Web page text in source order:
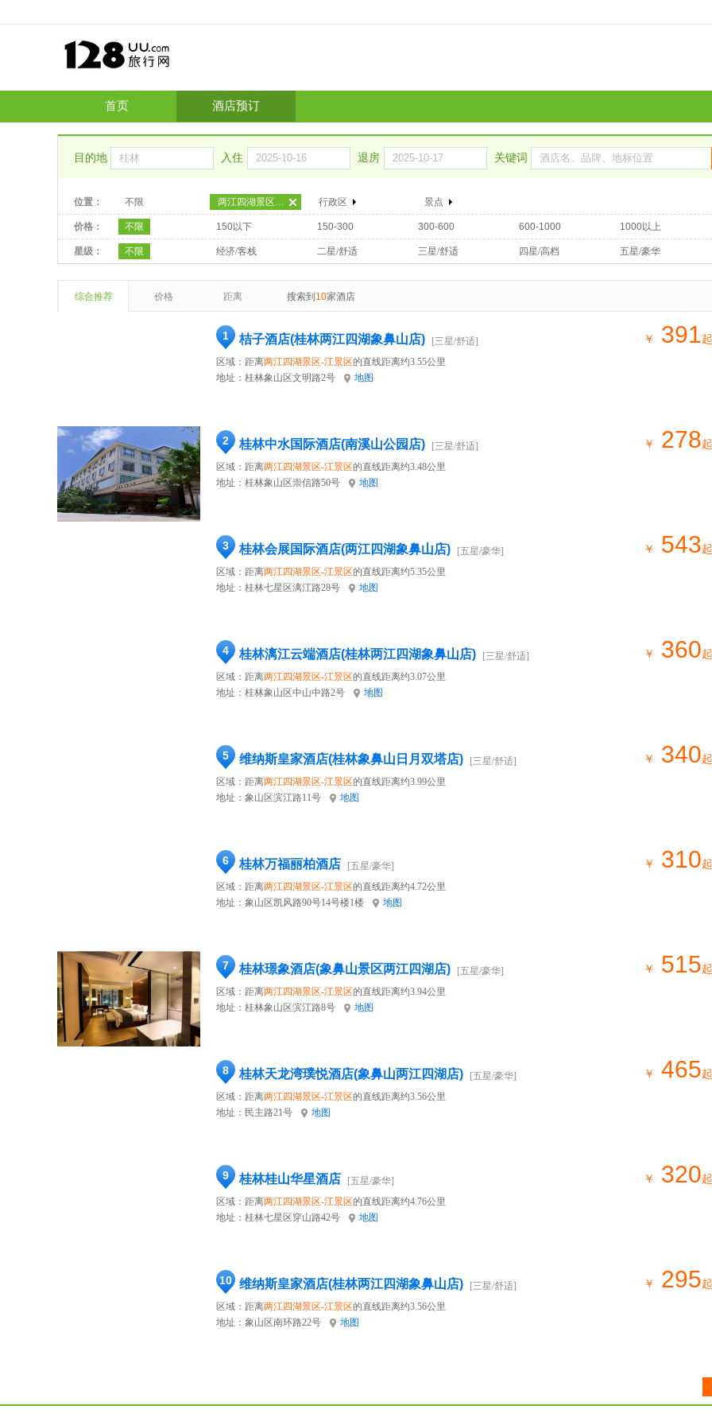
首页 酒店预订
目的地 入住 退房 关键词
位置： 不限 两江四湖景区-江景区 行政区 景点
价格： 不限 150以下 150-300 300-600 600-1000 1000以上
星级： 不限 经济/客栈 二星/舒适 三星/舒适 四星/高档 五星/豪华
综合推荐 价格 距离 搜索到 10家酒店
1 桔子酒店(桂林两江四湖象鼻山店)
[三星/舒适]
区域：距离两江四湖景区-江景区的直线距离约3.55公里
地址： 桂林象山区文明路2号 地图
￥ 391起
2 桂林中水国际酒店(南溪山公园店)
[三星/舒适]
区域：距离两江四湖景区-江景区的直线距离约3.48公里
地址： 桂林象山区崇信路50号 地图
￥ 278起
3 桂林会展国际酒店(两江四湖象鼻山店)
[五星/豪华]
区域：距离两江四湖景区-江景区的直线距离约5.35公里
地址： 桂林七星区漓江路28号 地图
￥ 543起
4 桂林漓江云端酒店(桂林两江四湖象鼻山店)
[三星/舒适]
区域：距离两江四湖景区-江景区的直线距离约3.07公里
地址： 桂林象山区中山中路2号 地图
￥ 360起
5 维纳斯皇家酒店(桂林象鼻山日月双塔店)
[三星/舒适]
区域：距离两江四湖景区-江景区的直线距离约3.99公里
地址： 象山区滨江路11号 地图
￥ 340起
6 桂林万福丽柏酒店
[五星/豪华]
区域：距离两江四湖景区-江景区的直线距离约4.72公里
地址： 象山区凯风路90号14号楼1楼 地图
￥ 310起
7 桂林璟象酒店(象鼻山景区两江四湖店)
[五星/豪华]
区域：距离两江四湖景区-江景区的直线距离约3.94公里
地址： 桂林象山区滨江路8号 地图
￥ 515起
8 桂林天龙湾璞悦酒店(象鼻山两江四湖店)
[五星/豪华]
区域：距离两江四湖景区-江景区的直线距离约3.56公里
地址： 民主路21号 地图
￥ 465起
9 桂林桂山华星酒店
[五星/豪华]
区域：距离两江四湖景区-江景区的直线距离约4.76公里
地址： 桂林七星区穿山路42号 地图
￥ 320起
10 维纳斯皇家酒店(桂林两江四湖象鼻山店)
[三星/舒适]
区域：距离两江四湖景区-江景区的直线距离约3.56公里
地址： 象山区南环路22号 地图
￥ 295起